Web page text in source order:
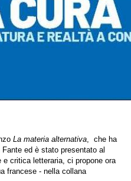
La materia alternativa, che ha
ed è stato presentato al
e critica letteraria, ci propone ora
francese - nella collana